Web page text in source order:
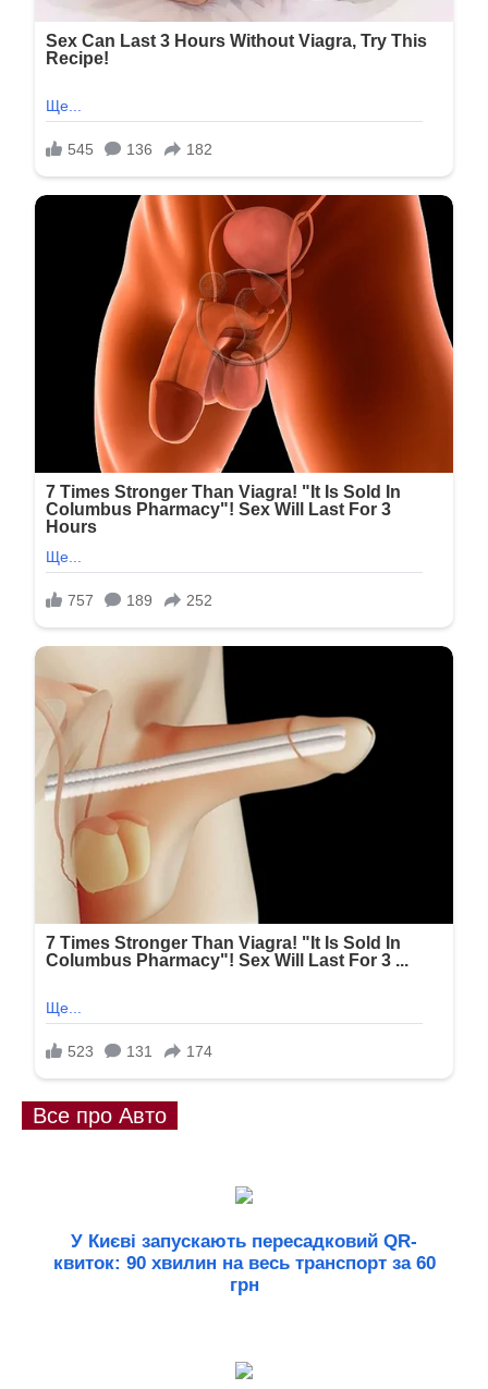
Все про Авто
У Києві запускають пересадковий QR-
квиток: 90 хвилин на весь транспорт за 60
грн